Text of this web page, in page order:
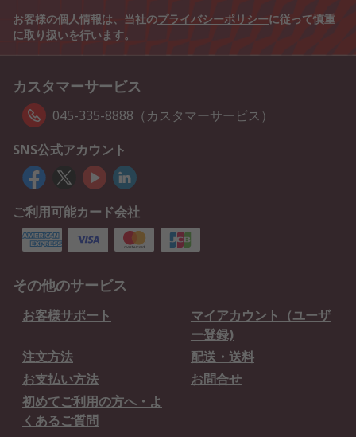
お客様の個人情報は、当社のプライバシーポリシーに従って慎重
に取り扱いを行います。
カスタマーサービス
045-335-8888（カスタマーサービス）
SNS公式アカウント
ご利用可能カード会社
その他のサービス
お客様サポート
マイアカウント（ユーザ
ー登録)
注文方法
配送・送料
お支払い方法
お問合せ
初めてご利用の方へ・よ
くあるご質問